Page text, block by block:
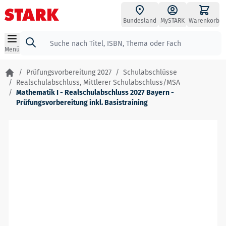
Zum Inhalt springen
Bundesland MySTARK Warenkorb
Menü
Suche
/ Prüfungsvorbereitung 2027 / Schulabschlüsse
/ Realschulabschluss, Mittlerer Schulabschluss/MSA
/ Mathematik I - Realschulabschluss 2027 Bayern -
Prüfungsvorbereitung inkl. Basistraining